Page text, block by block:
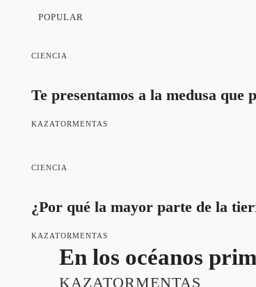
POPULAR
CIENCIA
Te presentamos a la medusa que
KAZATORMENTAS
CIENCIA
¿Por qué la mayor parte de la
KAZATORMENTAS
En los océanos
KAZATORMENTAS